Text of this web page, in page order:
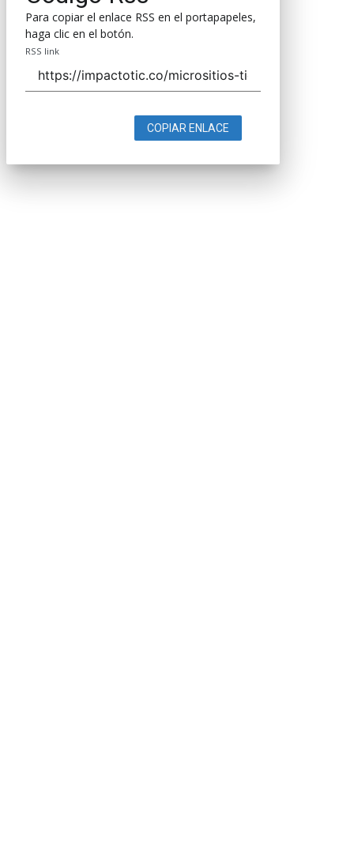
Para copiar el enlace RSS en el portapapeles,
haga clic en el botón.
RSS link
COPIAR ENLACE